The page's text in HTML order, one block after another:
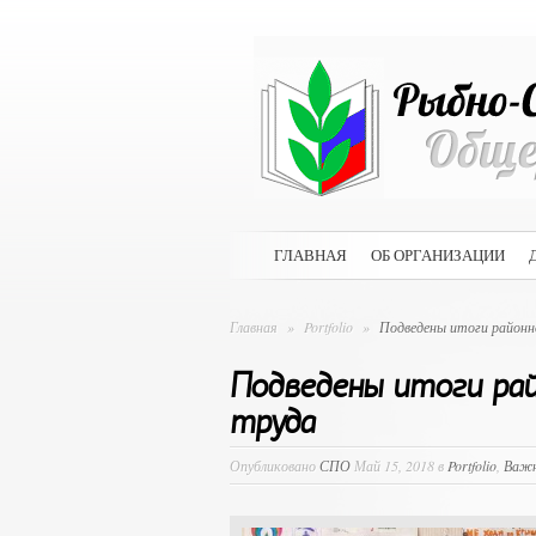
ГЛАВНАЯ ОБ ОРГАНИЗАЦИИ
Главная » Portfolio » Подведены итоги
Подведены итоги
труда
ОпубликованоСПО Май 15, 2018 в Portfolio